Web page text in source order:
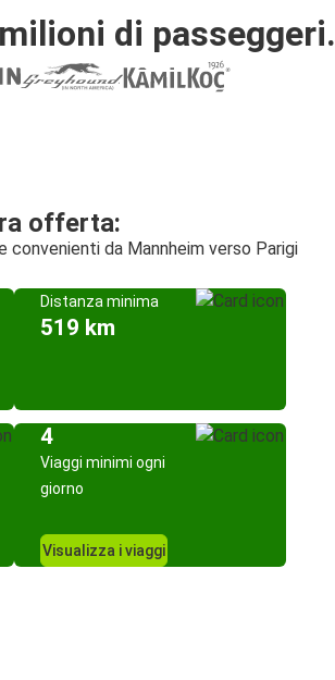
di passeggeri.
offerta:
convenienti da Mannheim verso Parigi
Distanza minima
519 km
4
Viaggi minimi ogni
giorno
Visualizza i viaggi